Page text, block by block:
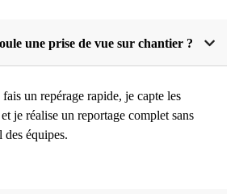
une prise de vue sur chantier ?
un repérage rapide, je capte les
je réalise un reportage complet sans
équipes.